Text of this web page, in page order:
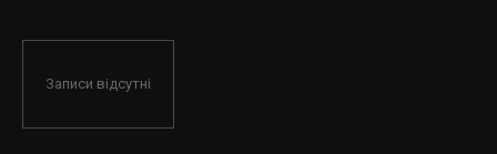
Записи відсутні